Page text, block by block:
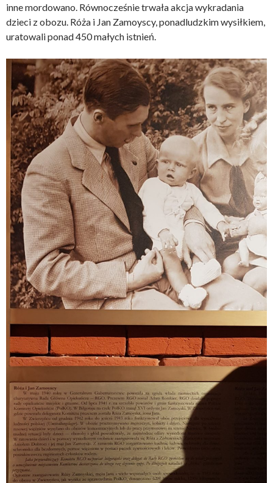
inne mordowano. Równocześnie trwała akcja wykradania
dzieci z obozu. Róża i Jan Zamoyscy, ponadludzkim wysiłkiem,
uratowali ponad 450 małych istnień.